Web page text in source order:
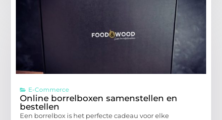
E-Commerce
Online borrelboxen samenstellen en
bestellen
Een borrelbox is het perfecte cadeau voor elke